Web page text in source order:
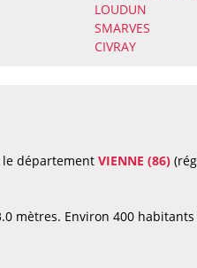
LOUDUN
SMARVES
CIVRAY
le département VIENNE (86)
mètres. Environ 400